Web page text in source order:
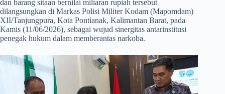
dan barang sitaan bernilai miliaran rupiah tersebut
dilangsungkan di Markas Polisi Militer Kodam (Mapomdam)
XII/Tanjungpura, Kota Pontianak, Kalimantan Barat, pada
Kamis (11/06/2026), sebagai wujud sinergitas antarinstitusi
penegak hukum dalam memberantas narkoba.